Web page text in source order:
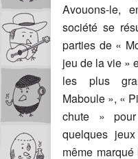
Avouons-le,
société se
parties de «
jeu de la vie »
les plus
Maboule », «
chute »
quelques
même